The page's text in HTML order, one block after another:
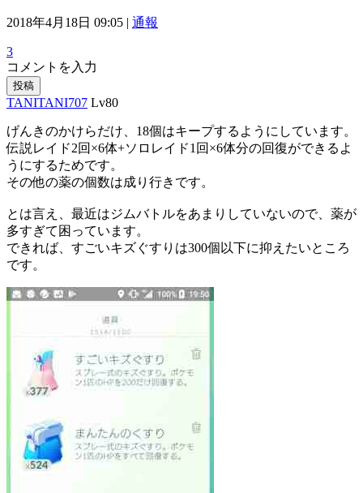
2018年4月18日 09:05 | 通報
3
コメントを入力
投稿
TANITANI707 Lv80
げんきのかけらだけ、18個はキープするようにしています。
伝説レイド2回×6体+ソロレイド1回×6体分の回復ができるよ
うにするためです。
その他の薬の個数は成り行きです。
とは言え、最近はジムバトルをあまりしていないので、薬が
多すぎて困っています。
できれば、すごいキズぐすりは300個以下に抑えたいところ
です。